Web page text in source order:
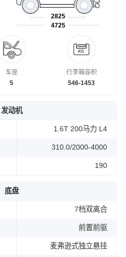
4725
2825
车座
5
行李箱容积
546-1453
发动机
1.6T 200马力 L4
310.0/2000-4000
190
底盘
7档双离合
前置前驱
麦弗逊式独立悬挂